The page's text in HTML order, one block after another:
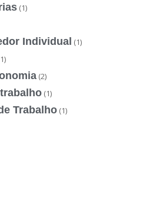
(1)
Individual (1)
(2)
(1)
Trabalho (1)